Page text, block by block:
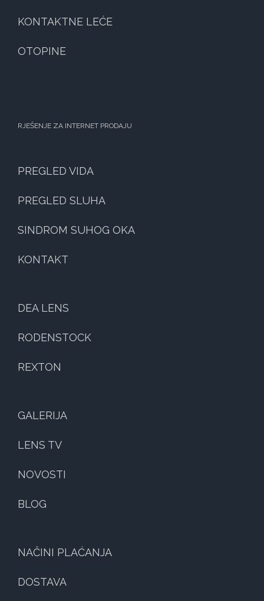
KONTAKTNE LEĆE
OTOPINE
RJEŠENJE ZA INTERNET PRODAJU
PREGLED VIDA
PREGLED SLUHA
SINDROM SUHOG OKA
KONTAKT
DEA LENS
RODENSTOCK
REXTON
GALERIJA
LENS TV
NOVOSTI
BLOG
NAČINI PLAĆANJA
DOSTAVA